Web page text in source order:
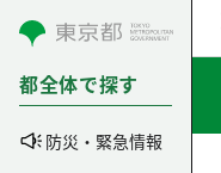
コンテンツにスキップ
都全体で探す
防災・緊急情報